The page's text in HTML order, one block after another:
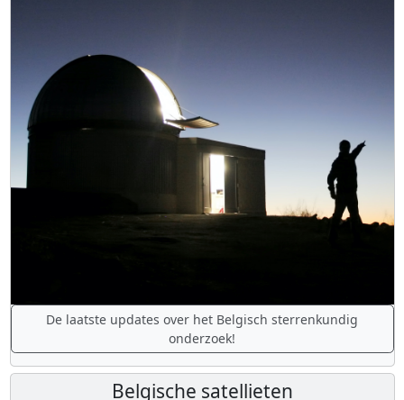
De laatste updates over het Belgisch sterrenkundig
onderzoek!
Belgische satellieten